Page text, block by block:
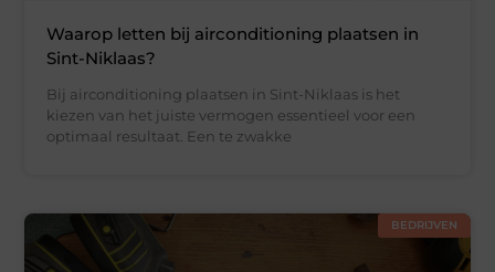
Waarop letten bij airconditioning plaatsen in
Sint-Niklaas?
Bij airconditioning plaatsen in Sint-Niklaas is het
kiezen van het juiste vermogen essentieel voor een
optimaal resultaat. Een te zwakke
BEDRIJVEN